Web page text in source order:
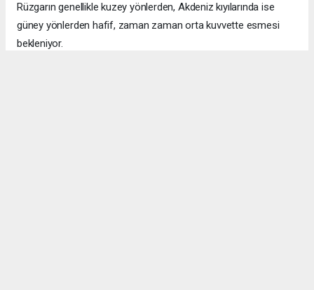
Rüzgarın genellikle kuzey yönlerden, Akdeniz kıyılarında ise
güney yönlerden hafif, zaman zaman orta kuvvette esmesi
bekleniyor.